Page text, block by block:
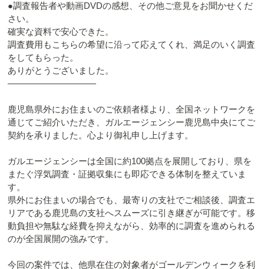
●調査報告者や動画DVDの感想、その他ご意見をお聞かせくだ
さい。
確実な資料で安心できた。
調査費用もこちらの希望に沿って応えてくれ、満足のいく調査
をしてもらった。
ありがとうございました。
――――――――――
鹿児島県外にお住まいのご依頼者様より、全国ネットワークを
通じてご紹介いただき、ガルエージェンシー鹿児島中央にてご
契約を承りました。心より御礼申し上げます。
ガルエージェンシーは全国に約100拠点を展開しており、県を
またぐ浮気調査・証拠収集にも即応できる体制を整えていま
す。
県外にお住まいの場合でも、最寄りの支社でご相談後、調査エ
リアである鹿児島の支社へスムーズに引き継ぎが可能です。移
動負担や無駄な経費を抑えながら、効率的に調査を進められる
のが全国展開の強みです。
今回の案件では、他県在住の対象者がゴールデンウィークを利